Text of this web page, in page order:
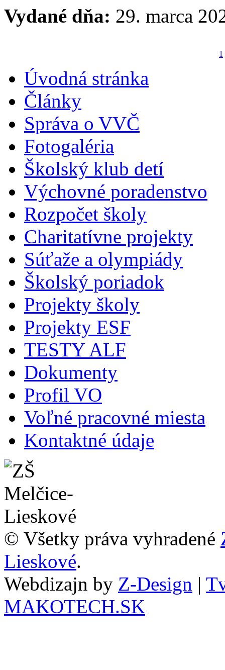
Vydané dňa: 29. marca
1
Úvodná stránka
Články
Správa o VVČ
Fotogaléria
Školský klub detí
Výchovné poradenstvo
Rozpočet školy
Charitatívne projekty
Súťaže a olympiády
Školský poriadok
Projekty školy
Projekty ESF
TESTY ALF
Dokumenty
Profil VO
Voľné pracovné miesta
Kontaktné údaje
© Všetky práva vyhradené
Lieskové.
Webdizajn by Z-Design |
MAKOTECH.SK